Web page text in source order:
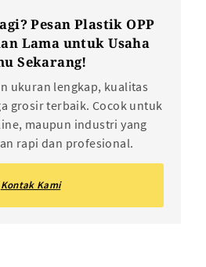
Pesan Plastik OPP
Lama untuk Usaha
Sekarang!
ukuran lengkap, kualitas
grosir terbaik. Cocok untuk
maupun industri yang
rapi dan profesional.
Kontak Kami